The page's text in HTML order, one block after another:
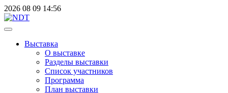
2026 08 09 14:56
Выставка
О выставке
Разделы выставки
Список участников
Программа
План выставки